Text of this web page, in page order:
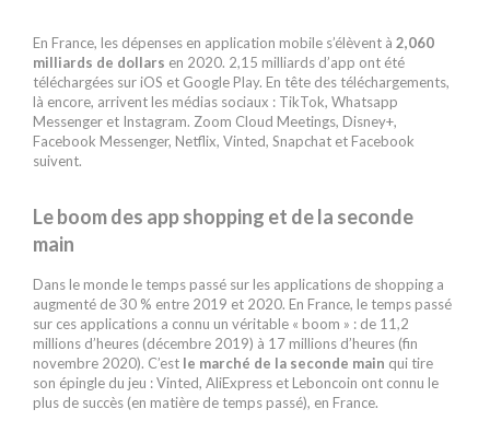
En France, les dépenses en application mobile s’élèvent à 2,060
milliards de dollars en 2020. 2,15 milliards d’app ont été
téléchargées sur iOS et Google Play. En tête des téléchargements,
là encore, arrivent les médias sociaux : TikTok, Whatsapp
Messenger et Instagram. Zoom Cloud Meetings, Disney+,
Facebook Messenger, Netflix, Vinted, Snapchat et Facebook
suivent.
Le boom des app shopping et de la seconde
main
Dans le monde le temps passé sur les applications de shopping a
augmenté de 30 % entre 2019 et 2020. En France, le temps passé
sur ces applications a connu un véritable « boom » : de 11,2
millions d’heures (décembre 2019) à 17 millions d’heures (fin
novembre 2020). C’est le marché de la seconde main qui tire
son épingle du jeu : Vinted, AliExpress et Leboncoin ont connu le
plus de succès (en matière de temps passé), en France.